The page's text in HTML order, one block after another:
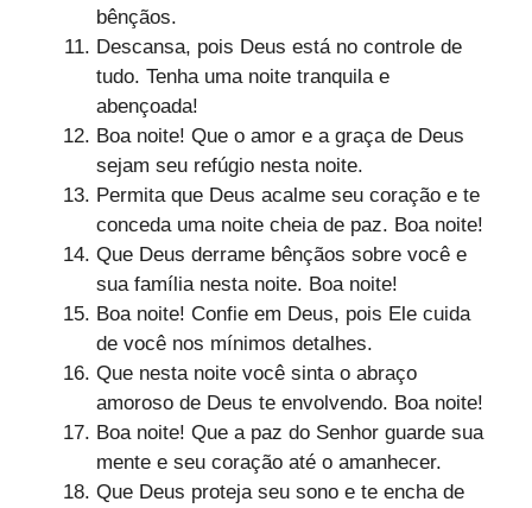
bênçãos.
Descansa, pois Deus está no controle de
tudo. Tenha uma noite tranquila e
abençoada!
Boa noite! Que o amor e a graça de Deus
sejam seu refúgio nesta noite.
Permita que Deus acalme seu coração e te
conceda uma noite cheia de paz. Boa noite!
Que Deus derrame bênçãos sobre você e
sua família nesta noite. Boa noite!
Boa noite! Confie em Deus, pois Ele cuida
de você nos mínimos detalhes.
Que nesta noite você sinta o abraço
amoroso de Deus te envolvendo. Boa noite!
Boa noite! Que a paz do Senhor guarde sua
mente e seu coração até o amanhecer.
Que Deus proteja seu sono e te encha de